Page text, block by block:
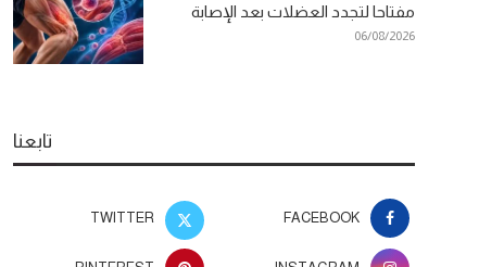
مفتاحا لتجدد العضلات بعد الإصابة
06/08/2026
تابعنا
FACEBOOK
TWITTER